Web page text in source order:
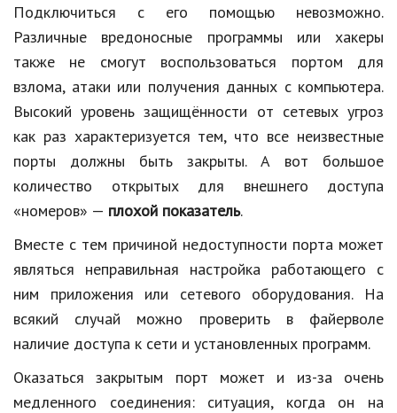
Подключиться с его помощью невозможно.
Различные вредоносные программы или хакеры
также не смогут воспользоваться портом для
взлома, атаки или получения данных с компьютера.
Высокий уровень защищённости от сетевых угроз
как раз характеризуется тем, что все неизвестные
порты должны быть закрыты. А вот большое
количество открытых для внешнего доступа
«номеров» — плохой показатель.
Вместе с тем причиной недоступности порта может
являться неправильная настройка работающего с
ним приложения или сетевого оборудования. На
всякий случай можно проверить в файерволе
наличие доступа к сети и установленных программ.
Оказаться закрытым порт может и из-за очень
медленного соединения: ситуация, когда он на